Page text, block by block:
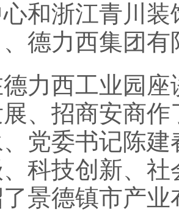
和浙江青川
德力西集团
西工业园座
、招商安商
党委书记陈
科技创新、
了景德镇市产